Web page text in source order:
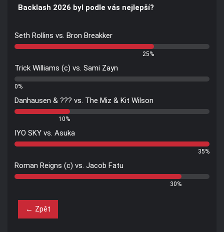
Backlash 2026 byl podle vás nejlepší?
Seth Rollins vs. Bron Breakker
25%
Trick Williams (c) vs. Sami Zayn
0%
Danhausen & ??? vs. The Miz & Kit Wilson
10%
IYO SKY vs. Asuka
35%
Roman Reigns (c) vs. Jacob Fatu
30%
← Zpět